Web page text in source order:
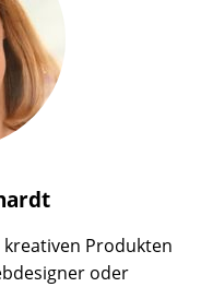
Produkten
oder